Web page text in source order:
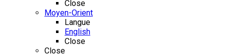
Close
Moyen-Orient
Langue
English
Close
Close